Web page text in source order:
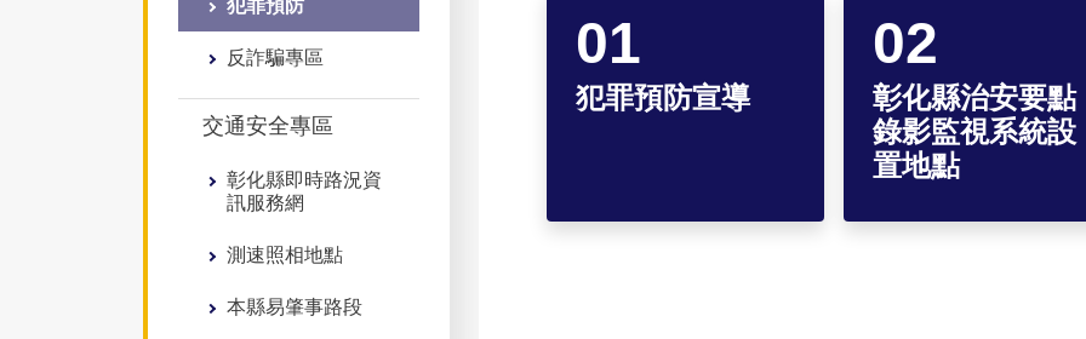
犯罪預防
反詐騙專區
交通安全專區
彰化縣即時路況資
訊服務網
測速照相地點
本縣易肇事路段
犯罪預防宣導
彰化縣治安要點
錄影監視系統設
置地點